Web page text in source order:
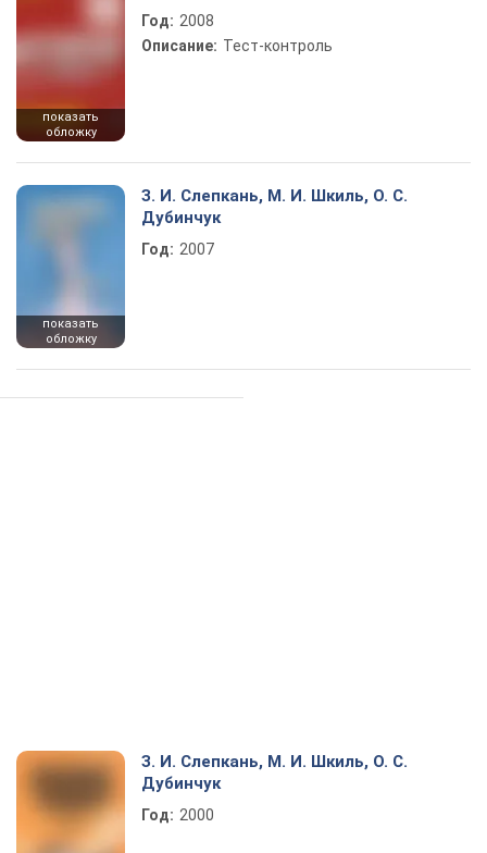
показать
обложку
Год: 2008
Описание: Тест-контроль
показать
обложку
З. И. Слепкань, М. И. Шкиль, О. С.
Дубинчук
Год: 2007
З. И. Слепкань, М. И. Шкиль, О. С.
Дубинчук
Год: 2000